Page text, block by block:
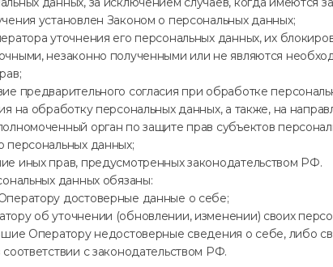
установлен Законом о персональных данных;
уточнения его персональных данных, их
незаконно полученными или не являются
предварительного согласия при обработке
на обработку персональных данных, а также, на
орган по защите прав субъектов
персональных данных;
иных прав, предусмотренных законодательством РФ.
данных обязаны:
достоверные данные о себе;
об уточнении (обновлении, изменении) своих
Оператору недостоверные сведения о себе, либо
соответствии с законодательством РФ.